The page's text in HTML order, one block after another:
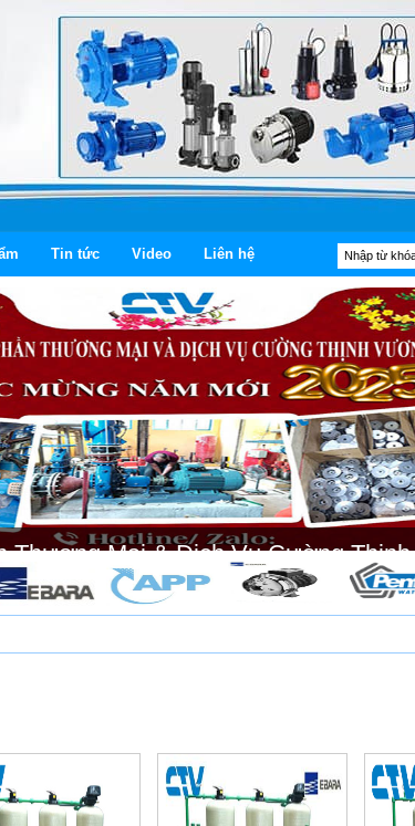
Tin tức Video Liên hệ
Thương Mại & Dịch Vụ Cường